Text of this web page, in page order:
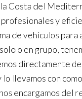
Costa del
y
de vehículos para
o en grupo,
directamente
llevamos con
encargamos del